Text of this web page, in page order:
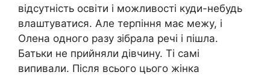
відсутність освіти і можливості куди-небудь
влаштуватися. Але терпіння має межу, і
Олена одного разу зібрала речі і пішла.
Батьки не прийняли дівчину. Ті самі
випивали. Після всього цього жінка